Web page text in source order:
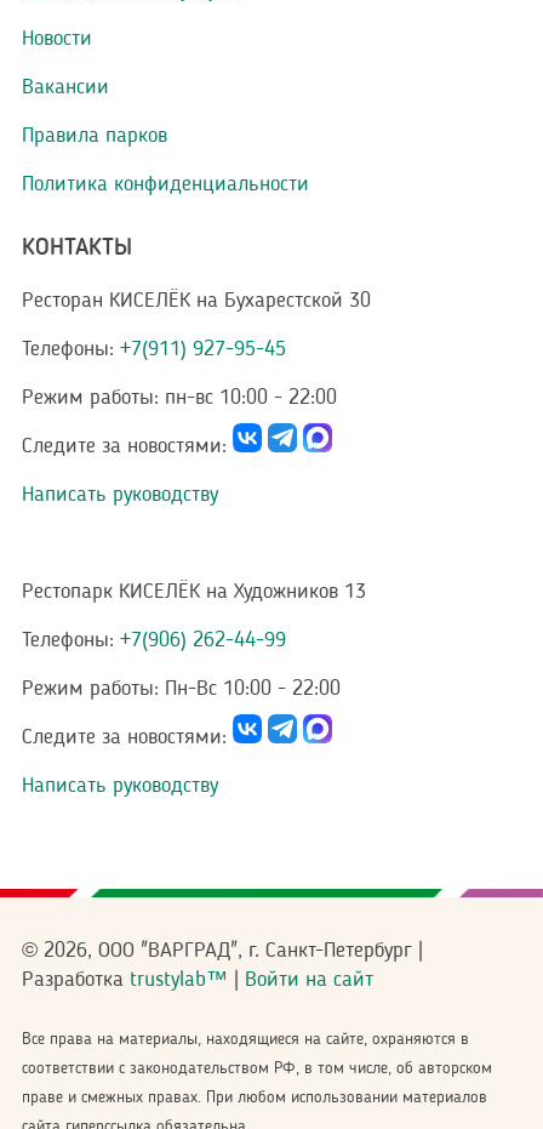
Новости
Вакансии
Правила парков
Политика конфиденциальности
КОНТАКТЫ
Ресторан КИСЕЛЁК на Бухарестской 30
Телефоны: +7(911) 927-95-45
Режим работы: пн-вс 10:00 - 22:00
Следите за новостями:
Написать руководству
Рестопарк КИСЕЛЁК на Художников 13
Телефоны: +7(906) 262-44-99
Режим работы: Пн-Вс 10:00 - 22:00
Следите за новостями:
Написать руководству
© 2026, ООО "ВАРГРАД", г. Санкт-Петербург |
Разработка trustylab™ Войти на сайт
Все права на материалы, находящиеся на сайте, охраняются в
соответствии с законодательством РФ, в том числе, об авторском
праве и смежных правах. При любом использовании материалов